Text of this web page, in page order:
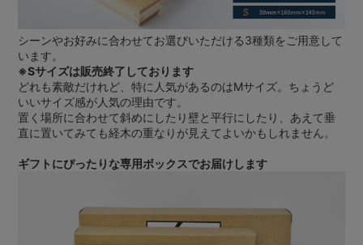
シーンやお好みに合わせてお選びいただける3種類をご用意して
います。
※Sサイズは販売終了しております
どれも素敵だけれど、特に人気があるのはMサイズ。ちょうど
いいサイズ感が人気の理由です。
置く場所に合わせて斜めにしたり壁と平行にしたり、あえて垂
直に置いてみても経木の重なりが見えてよいかもしれません。
ギフトにぴったりな専用ボックスでお届けします